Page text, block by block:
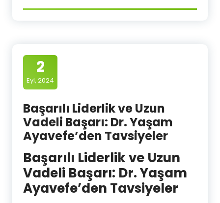
2
Eyl, 2024
Başarılı Liderlik ve Uzun
Vadeli Başarı: Dr. Yaşam
Ayavefe’den Tavsiyeler
Başarılı Liderlik ve Uzun
Vadeli Başarı: Dr. Yaşam
Ayavefe’den Tavsiyeler